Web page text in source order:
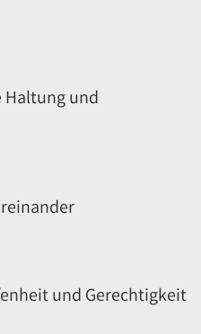
Haltung und
und Gerechtigkeit